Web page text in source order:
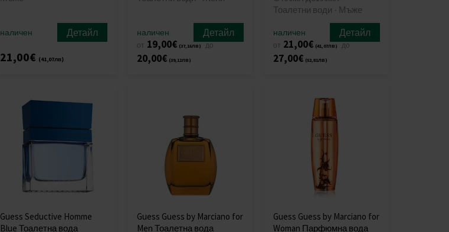
наличен Детайл
21,00€ (41,07лв)
наличен Детайл
от 19,00€ (37,16лв) до
20,00€ (39,12лв)
Тоалетни води - Мъже
наличен Детайл
от 21,00€ (41,07лв) до
27,00€ (52,81лв)
Guess Seductive Homme
Blue Тоалетна вода
Guess Guess by Marciano for
Men Тоалетна вода
Guess Guess by Marciano for
Woman Парфюмна вода